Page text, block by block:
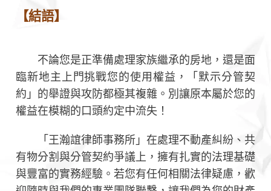
【結語】
不論您是正準備處理家族繼承的房地，還是面
臨新地主上門挑戰您的使用權益，「默示分管契
約」的舉證與攻防都極其複雜。別讓原本屬於您的
權益在模糊的口頭約定中流失！
「王瀚誼律師事務所」在處理不動產糾紛、共
有物分割與分管契約爭議上，擁有扎實的法理基礎
與豐富的實務經驗。若您有任何相關法律疑慮，歡